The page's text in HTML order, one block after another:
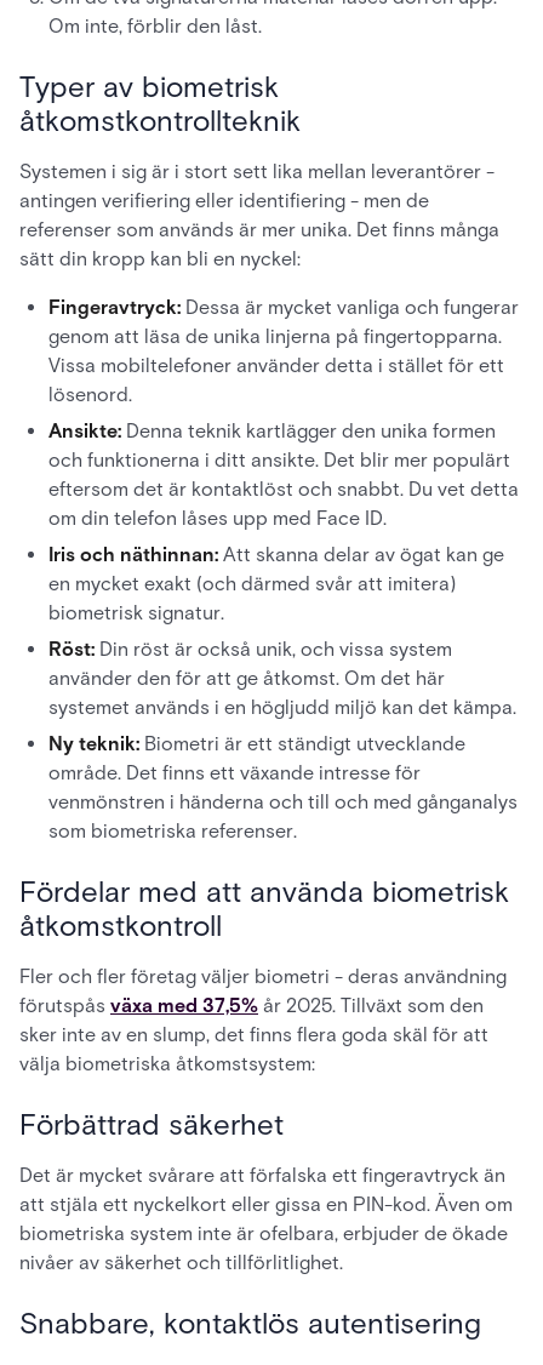
Om inte, förblir den låst.
Typer av biometrisk
åtkomstkontrollteknik
Systemen i sig är i stort sett lika mellan leverantörer -
antingen verifiering eller identifiering - men de
referenser som används är mer unika. Det finns många
sätt din kropp kan bli en nyckel:
Fingeravtryck: Dessa är mycket vanliga och fungerar
genom att läsa de unika linjerna på fingertopparna.
Vissa mobiltelefoner använder detta i stället för ett
lösenord.
Ansikte: Denna teknik kartlägger den unika formen
och funktionerna i ditt ansikte. Det blir mer populärt
eftersom det är kontaktlöst och snabbt. Du vet detta
om din telefon låses upp med Face ID.
Iris och näthinnan: Att skanna delar av ögat kan ge
en mycket exakt (och därmed svår att imitera)
biometrisk signatur.
Röst: Din röst är också unik, och vissa system
använder den för att ge åtkomst. Om det här
systemet används i en högljudd miljö kan det kämpa.
Ny teknik: Biometri är ett ständigt utvecklande
område. Det finns ett växande intresse för
venmönstren i händerna och till och med gånganalys
som biometriska referenser.
Fördelar med att använda biometrisk
åtkomstkontroll
Fler och fler företag väljer biometri - deras användning
förutspås växa med 37,5% år 2025. Tillväxt som den
sker inte av en slump, det finns flera goda skäl för att
välja biometriska åtkomstsystem:
Förbättrad säkerhet
Det är mycket svårare att förfalska ett fingeravtryck än
att stjäla ett nyckelkort eller gissa en PIN-kod. Även om
biometriska system inte är ofelbara, erbjuder de ökade
nivåer av säkerhet och tillförlitlighet.
Snabbare, kontaktlös autentisering